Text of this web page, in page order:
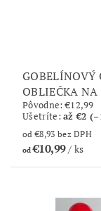
GOBELÍNOVÝ
OBLIEČKA NA
Pôvodne:€12,99
Ušetríte:až €2
od €8,93 bez DPH
od€10,99/ ks